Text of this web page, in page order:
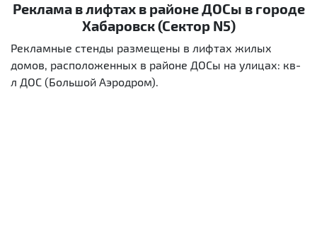
Реклама в лифтах в районе ДОСы в городе
Хабаровск (Сектор N5)
Рекламные стенды размещены в лифтах жилых
домов, расположенных в районе ДОСы на улицах: кв-
л ДОС (Большой Аэродром).